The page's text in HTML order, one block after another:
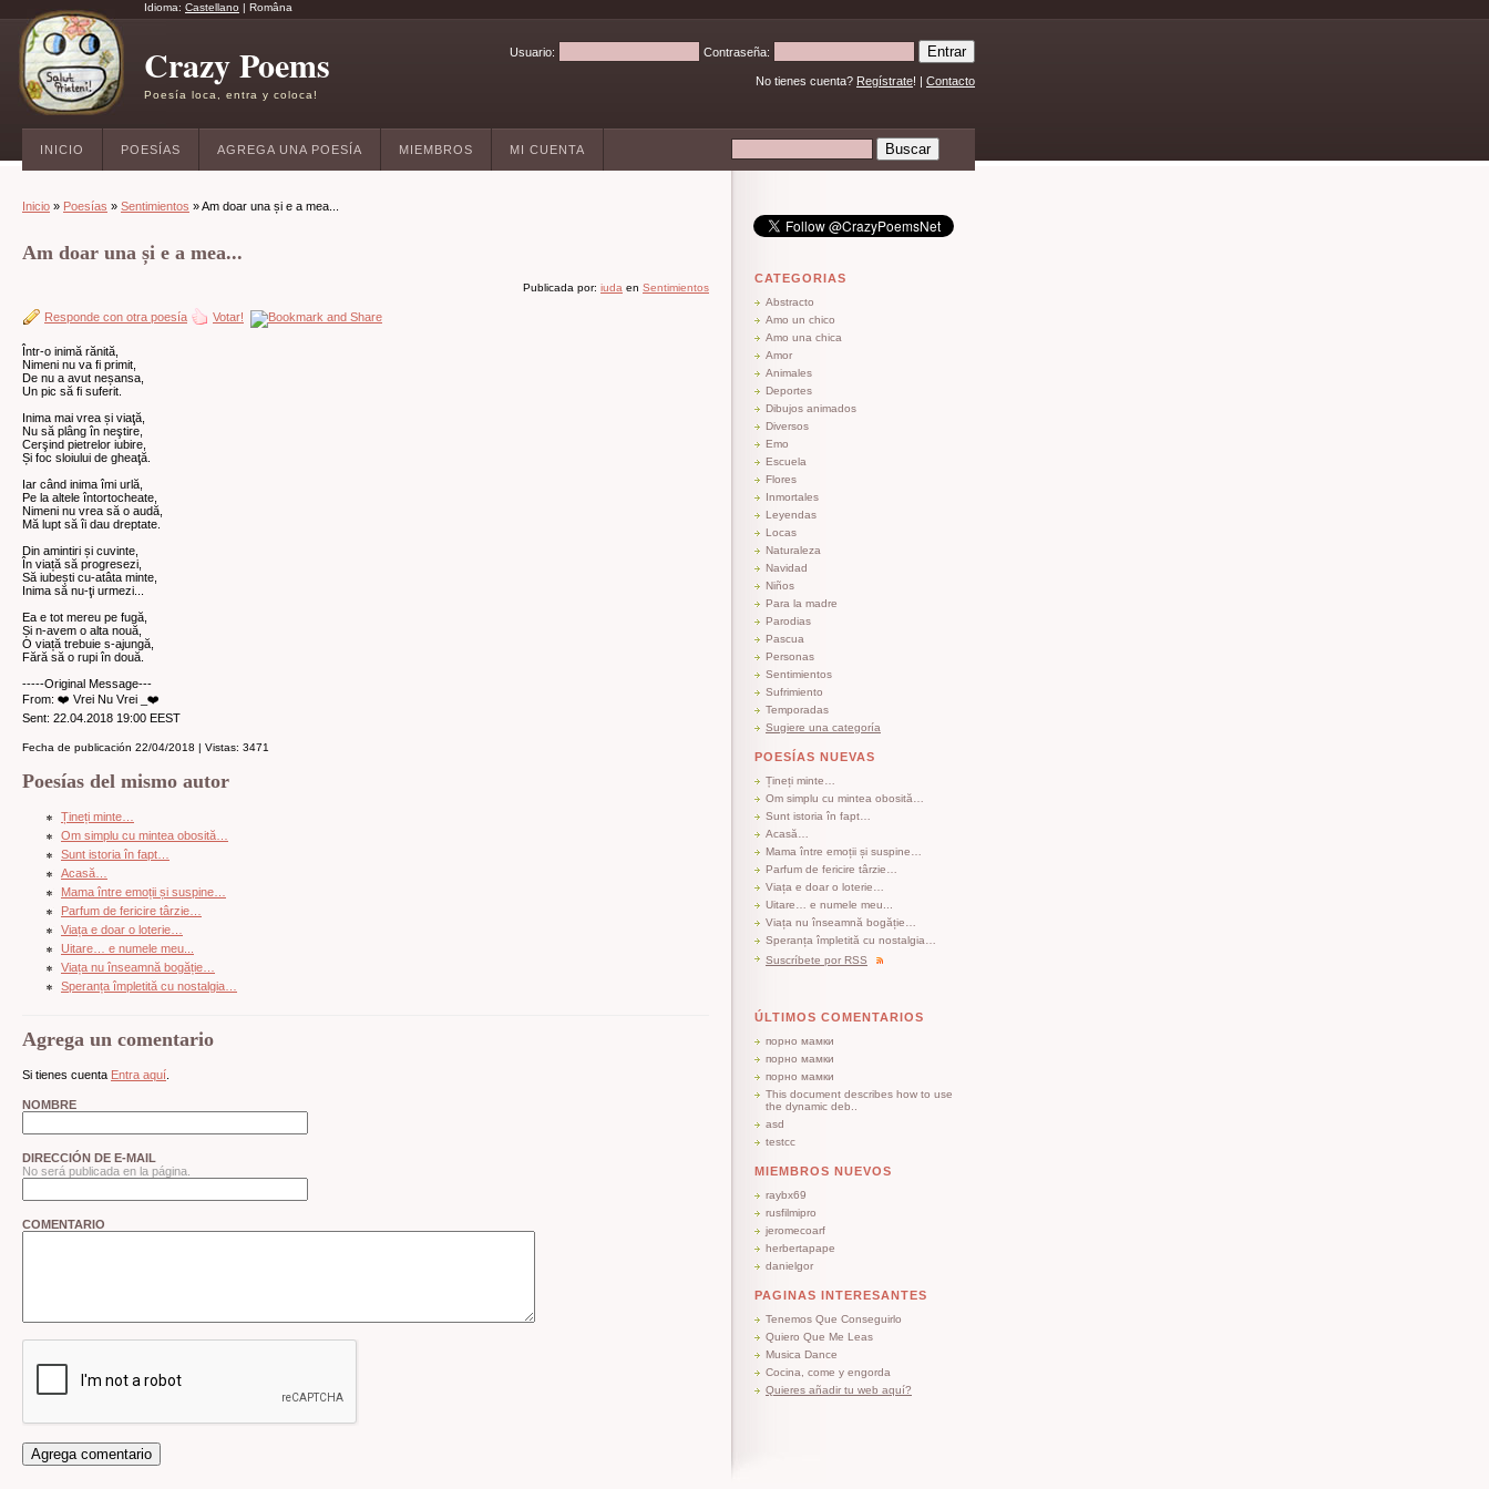
Idioma: Castellano | Româna
Crazy Poems
Poesía loca, entra y coloca!
Usuario: Contraseña:
No tienes cuenta? Regístrate! | Contacto
INICIO POESÍAS AGREGA UNA POESÍA MIEMBROS MI CUENTA
Inicio » Poesías » Sentimientos » Am doar una și e a mea...
Am doar una și e a mea...
Publicada por: iuda en Sentimientos
Responde con otra poesía Votar!
Într-o inimă rănită,
Nimeni nu va fi primit,
De nu a avut neșansa,
Un pic să fi suferit.
Inima mai vrea și viaţă,
Nu să plâng în neştire,
Cerşind pietrelor iubire,
Și foc sloiului de gheaţă.
Iar când inima îmi urlă,
Pe la altele întortocheate,
Nimeni nu vrea să o audă,
Mă lupt să îi dau dreptate.
Din amintiri și cuvinte,
În viață să progresezi,
Să iubești cu-atâta minte,
Inima să nu-ţi urmezi...
Ea e tot mereu pe fugă,
Și n-avem o alta nouă,
O viață trebuie s-ajungă,
Fără să o rupi în două.
-----Original Message---
From: ❤️ Vrei Nu Vrei _❤️
Sent: 22.04.2018 19:00 EEST
Fecha de publicación 22/04/2018 | Vistas: 3471
Poesías del mismo autor
Țineți minte…
Om simplu cu mintea obosită…
Sunt istoria în fapt…
Acasă…
Mama între emoții și suspine…
Parfum de fericire târzie…
Viața e doar o loterie…
Uitare… e numele meu...
Viața nu înseamnă bogăție…
Speranța împletită cu nostalgia…
Agrega un comentario
Si tienes cuenta Entra aquí
NOMBRE
DIRECCIÓN DE E-MAIL
No será publicada en la página.
COMENTARIO
CATEGORIAS
Abstracto
Amo un chico
Amo una chica
Amor
Animales
Deportes
Dibujos animados
Diversos
Emo
Escuela
Flores
Inmortales
Leyendas
Locas
Naturaleza
Navidad
Niños
Para la madre
Parodias
Pascua
Personas
Sentimientos
Sufrimiento
Temporadas
Sugiere una categoría
POESÍAS NUEVAS
Țineți minte…
Om simplu cu mintea obosită…
Sunt istoria în fapt…
Acasă…
Mama între emoții și suspine…
Parfum de fericire târzie…
Viața e doar o loterie…
Uitare… e numele meu...
Viața nu înseamnă bogăție…
Speranța împletită cu nostalgia…
Suscríbete por RSS
ÚLTIMOS COMENTARIOS
порно мамки
порно мамки
порно мамки
This document describes how to use
the dynamic deb..
asd
testcc
MIEMBROS NUEVOS
raybx69
rusfilmipro
jeromecoarf
herbertapape
danielgor
PAGINAS INTERESANTES
Tenemos Que Conseguirlo
Quiero Que Me Leas
Musica Dance
Cocina, come y engorda
Quieres añadir tu web aquí?